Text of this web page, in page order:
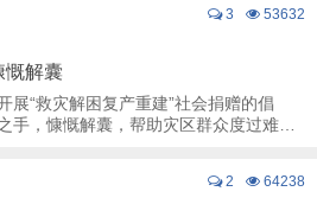
3 53632
慨解囊
手，慷慨解囊，帮助灾区群众度过难
2 64238